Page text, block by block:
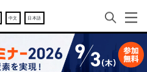
中文 日本語